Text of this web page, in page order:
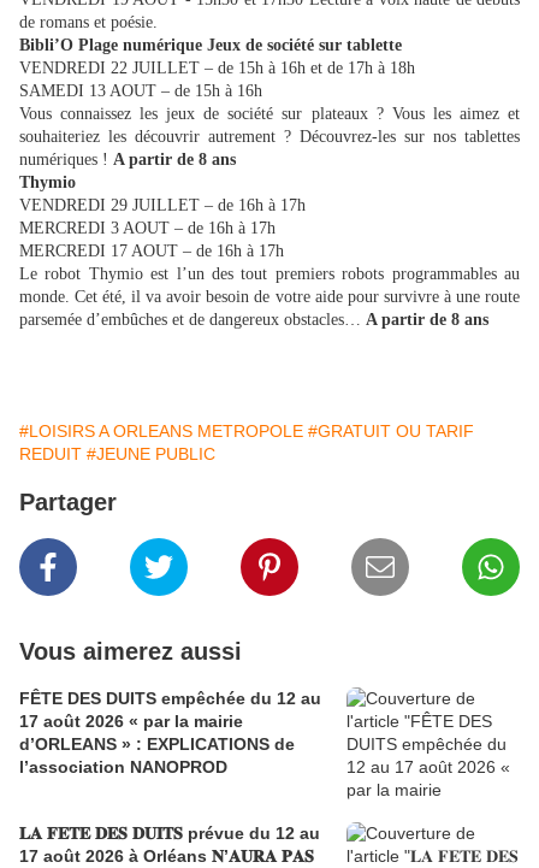
de romans et poésie.
Bibli’O Plage numérique Jeux de société sur tablette
VENDREDI 22 JUILLET – de 15h à 16h et de 17h à 18h
SAMEDI 13 AOUT – de 15h à 16h
Vous connaissez les jeux de société sur plateaux ? Vous les aimez et
souhaiteriez les découvrir autrement ? Découvrez-les sur nos tablettes
numériques ! A partir de 8 ans
Thymio
VENDREDI 29 JUILLET – de 16h à 17h
MERCREDI 3 AOUT – de 16h à 17h
MERCREDI 17 AOUT – de 16h à 17h
Le robot Thymio est l’un des tout premiers robots programmables au
monde. Cet été, il va avoir besoin de votre aide pour survivre à une route
parsemée d’embûches et de dangereux obstacles… A partir de 8 ans
#LOISIRS A ORLEANS METROPOLE #GRATUIT OU TARIF
REDUIT #JEUNE PUBLIC
Partager
Vous aimerez aussi
FÊTE DES DUITS empêchée du 12 au
17 août 2026 « par la mairie
d’ORLEANS » : EXPLICATIONS de
l’association NANOPROD
𝐋𝐀 𝐅𝐄𝐓𝐄 𝐃𝐄𝐒 𝐃𝐔𝐈𝐓𝐒 prévue du 12 au
17 août 2026 à Orléans 𝐍’𝐀𝐔𝐑𝐀 𝐏𝐀𝐒